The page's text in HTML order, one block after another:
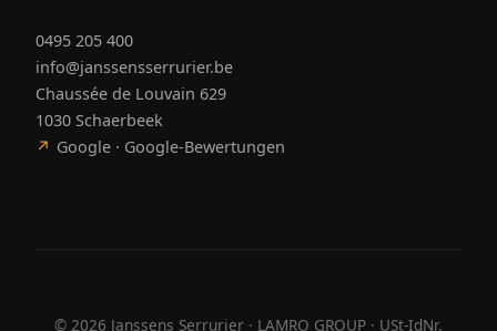
0495 205 400
info@janssensserrurier.be
Chaussée de Louvain 629
1030 Schaerbeek
↗ Google · Google-Bewertungen
© 2026 Janssens Serrurier · LAMRO GROUP · USt-IdNr.